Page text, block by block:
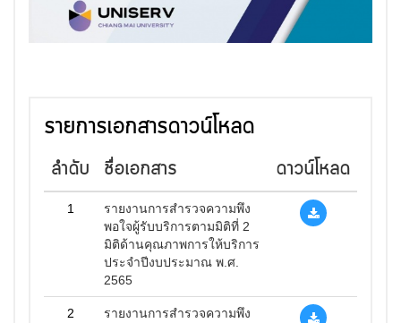
รายการเอกสารดาวน์โหลด
ลำดับ ชื่อเอกสาร ดาวน์โหลด
1
รายงานการสำรวจความพึง
พอใจผู้รับบริการตามมิติที่ 2
มิติด้านคุณภาพการให้บริการ
ประจำปีงบประมาณ พ.ศ.
2565
2
รายงานการสำรวจความพึง